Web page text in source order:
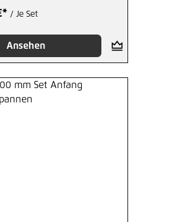
/ Je Set
Ansehen